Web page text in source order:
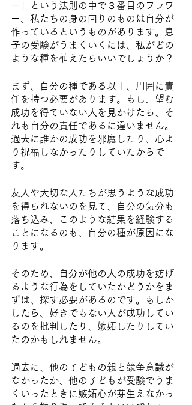
ー」という法則の中で３番目のフラワ
ー、私たちの身の回りのものは自分が
作っているというものがあります。息
子の受験がうまくいくには、私がどの
ような種を植えたらいいでしょうか？
まず、自分の種である以上、周囲に責
任を持つ必要があります。もし、望む
成功を得ていない人を見かけたら、そ
れも自分の責任であるに違いません。
過去に誰かの成功を邪魔したり、心よ
り祝福しなかったりしていたからで
す。
友人や大切な人たちが思うような成功
を得られないのを見て、自分の気分も
落ち込み、このような結果を経験する
ことになるのも、自分の種が原因にな
ります。
そのため、自分が他の人の成功を妨げ
るような行為をしていたかどうかをま
ずは、探す必要があるのです。もしか
したら、好きでもない人が成功してい
るのを批判したり、嫉妬したりしてい
たのかもしれません。
過去に、他の子どもの親と競争意識が
なかったか、他の子どもが受験でうま
くいったときに嫉妬心が芽生えなかっ